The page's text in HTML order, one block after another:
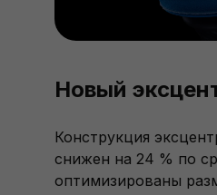
Новый
Конструкция
снижен на 24 % по
оптимизированы